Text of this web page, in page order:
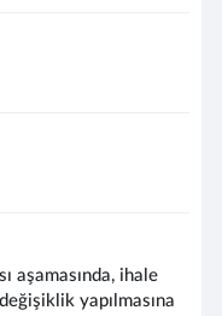
aşamasında, ihale
yapılmasına